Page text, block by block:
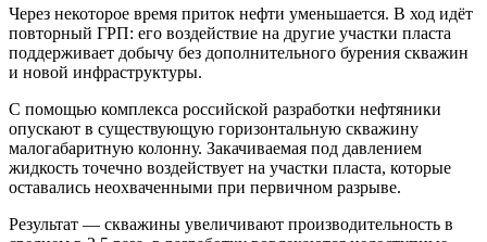
Через некоторое время приток нефти уменьшается. В ход идёт
повторный ГРП: его воздействие на другие участки пласта
поддерживает добычу без дополнительного бурения скважин
и новой инфраструктуры.
С помощью комплекса российской разработки нефтяники
опускают в существующую горизонтальную скважину
малогабаритную колонну. Закачиваемая под давлением
жидкость точечно воздействует на участки пласта, которые
оставались неохваченными при первичном разрыве.
Результат — скважины увеличивают производительность в